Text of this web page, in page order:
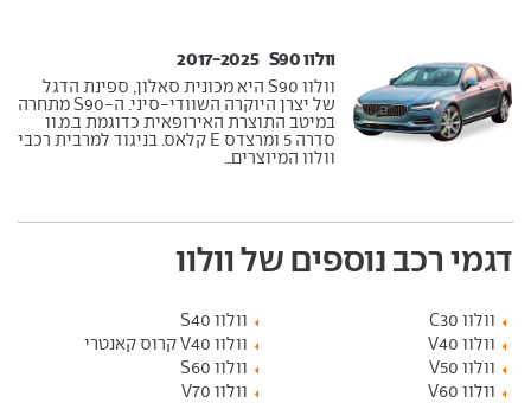
וולוו S90 ‏ 2017-2025
וולוו S90 היא מכונית סאלון, ספינת הדגל
של יצרן היוקרה השוודי-סיני. ה-S90 מתחרה
במיטב התוצרת האירופאית כדוגמת ב.מ.וו
סדרה 5 ומרצדס E קלאס. בניגוד למרבית רכבי
וולוו המיוצרים...
דגמי רכב נוספים של וולוו
וולוו C30
וולוו S40
וולוו V40
וולוו V40 קרוס קאנטרי
וולוו V50
וולוו S60
וולוו V60
וולוו V70